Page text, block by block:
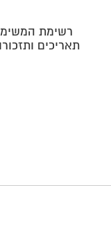
רשימת
תאריכים